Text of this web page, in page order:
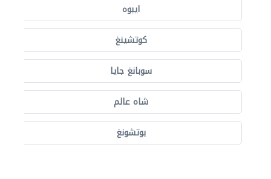
ايبوه
كوتشينغ
سوبانغ جايا
شاه عالم
بوتشونغ